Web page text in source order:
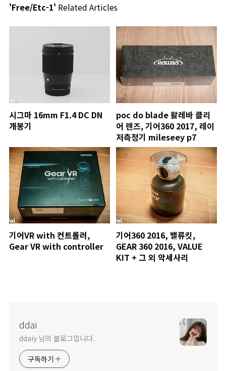
'Free/Etc-1' Related Articles
시그마 16mm F1.4 DC DN
개봉기
poc do blade 왈레바 클리
어 렌즈, 기어360 2017, 레이
저측정기 mileseey p7
기어VR with 컨트롤러,
Gear VR with controller
기어360 2016, 밸류킷,
GEAR 360 2016, VALUE
KIT + 그 외 악세사리
ddai
ddaiy 님의 블로그입니다.
구독하기